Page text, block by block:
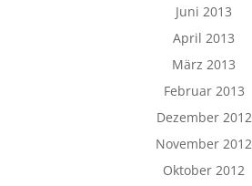
Juni 2013
April 2013
März 2013
Februar 2013
Dezember 2012
November 2012
Oktober 2012